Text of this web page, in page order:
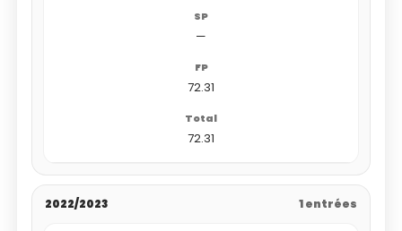
—
72.31
72.31
2022/2023 1 entrées